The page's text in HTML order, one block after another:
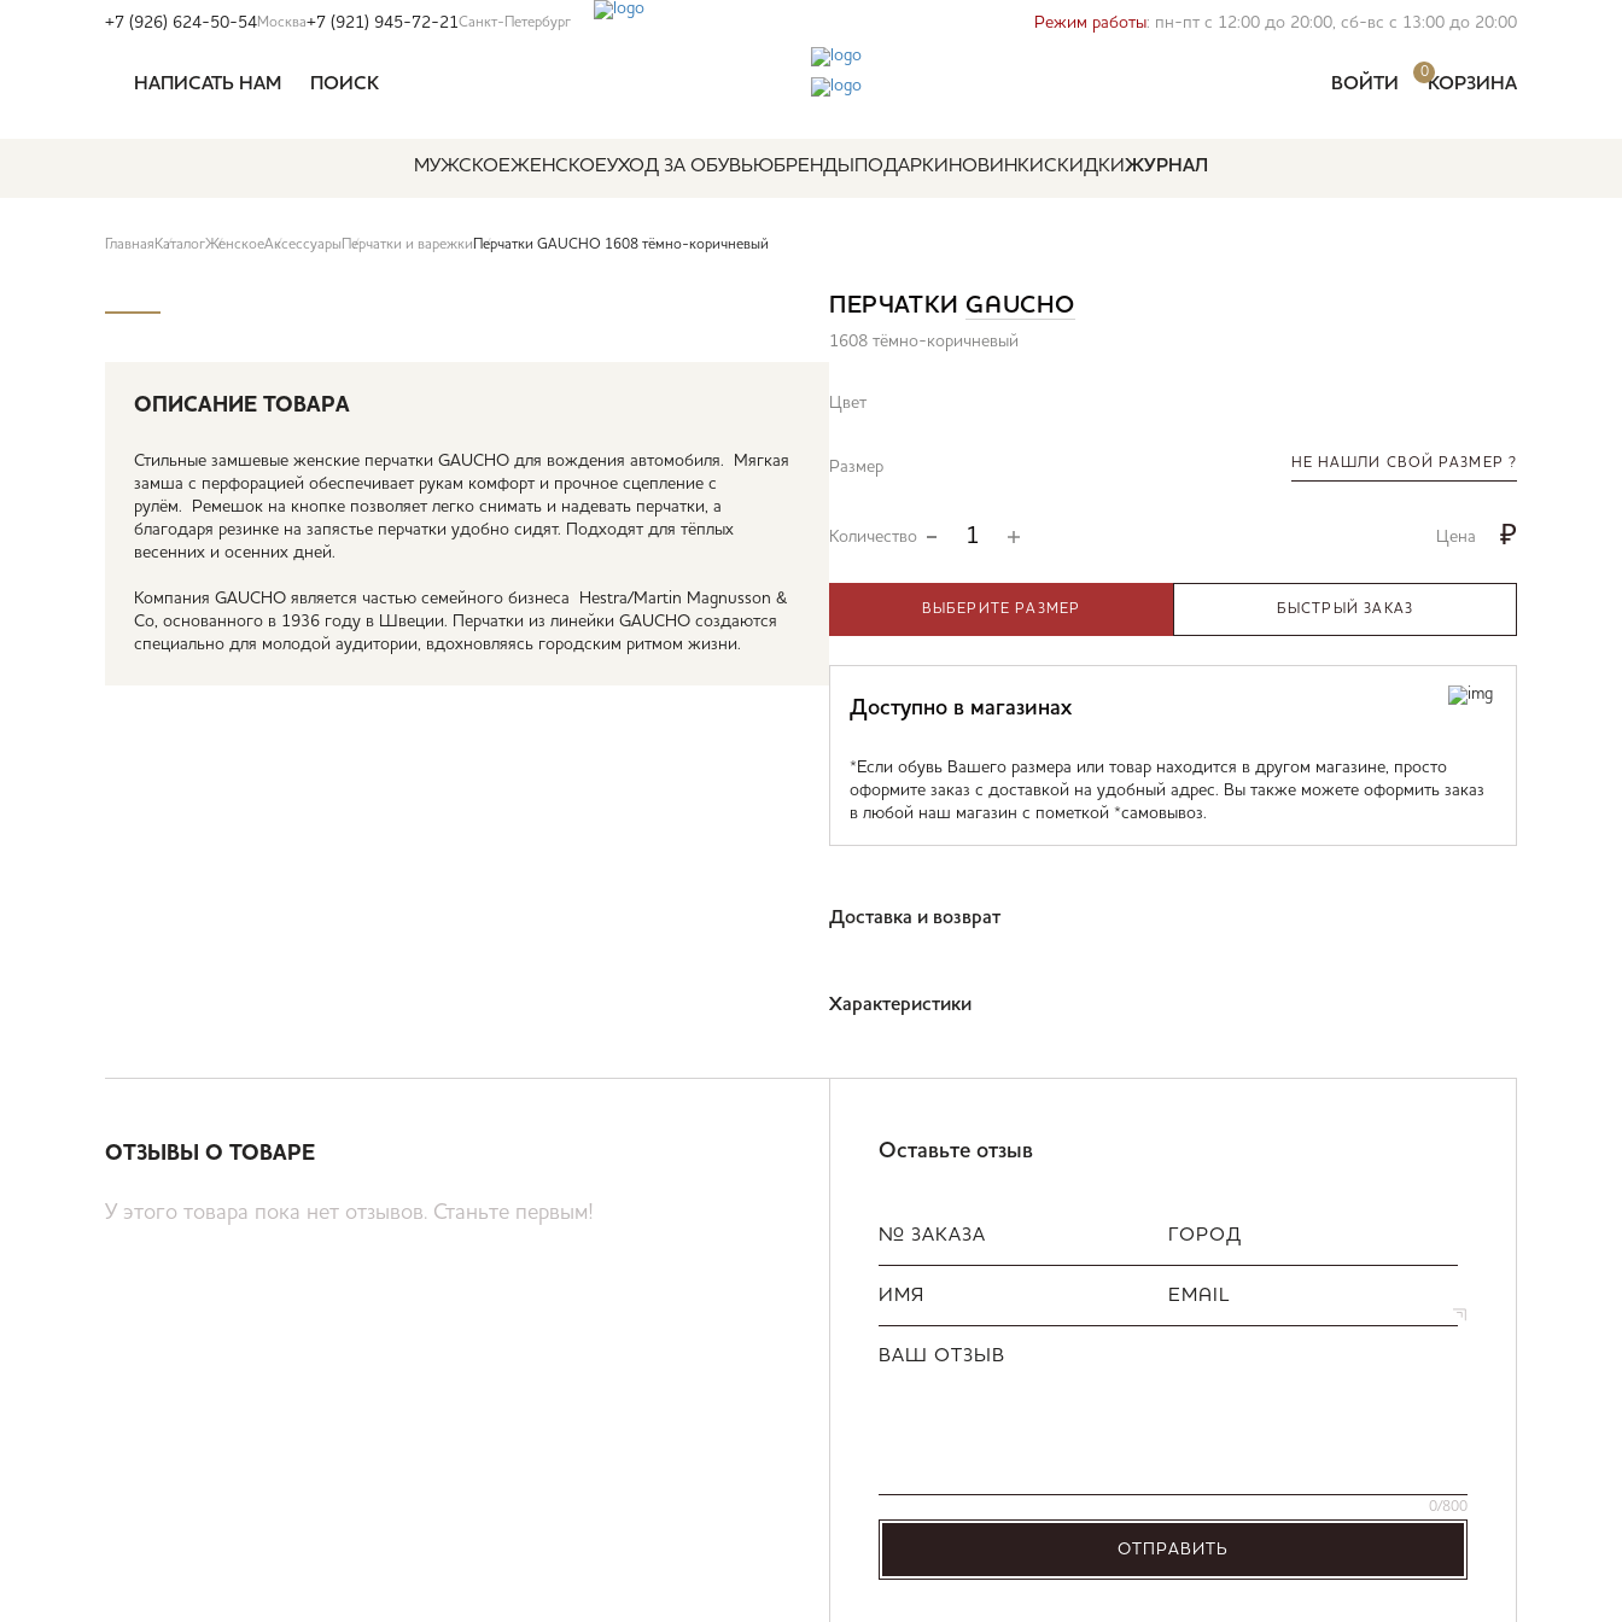
+7 (926) 624-50-54Москва+7 (921) 945-72-21Санкт-Петербург Режим работы: пн-пт с 12:00 до 20:00, сб-вс с 13:00 до 20:00
НАПИСАТЬ НАМ ПОИСК ВОЙТИ
0
КОРЗИНА
МУЖСКОЕЖЕНСКОЕУХОД ЗА ОБУВЬЮБРЕНДЫ ПОДАРКИ НОВИНКИСКИДКИЖУРНАЛ
Главная КаталогЖенскоеАксессуары Перчатки и варежки Перчатки GAUCHO 1608 тёмно-коричневый
ОПИСАНИЕ ТОВАРА
Стильные замшевые женские перчатки GAUCHO для вождения автомобиля. Мягкая
замша с перфорацией обеспечивает рукам комфорт и прочное сцепление с
рулём. Ремешок на кнопке позволяет легко снимать и надевать перчатки, а
благодаря резинке на запястье перчатки удобно сидят. Подходят для тёплых
весенних и осенних дней.
Компания GAUCHO является частью семейного бизнеса Hestra/Martin Magnusson &
Co, основанного в 1936 году в Швеции. Перчатки из линейки GAUCHO создаются
специально для молодой аудитории, вдохновляясь городским ритмом жизни.
ПЕРЧАТКИGAUCHO
1608 тёмно-коричневый
Цвет
Размер НЕ НАШЛИ СВОЙ РАЗМЕР ?
Количество Цена ₽
ВЫБЕРИТЕ РАЗМЕР БЫСТРЫЙ ЗАКАЗ
Доступно в магазинах
*Если обувь Вашего размера или товар находится в другом магазине, просто
оформите заказ с доставкой на удобный адрес. Вы также можете оформить заказ
в любой наш магазин с пометкой *самовывоз.
Доставка и возврат
Характеристики
ОТЗЫВЫ О ТОВАРЕ
У этого товара пока нет отзывов. Станьте первым!
Оставьте отзыв
№ ЗАКАЗА ГОРОД
ИМЯ EMAIL
ВАШ ОТЗЫВ
0/800
ОТПРАВИТЬ